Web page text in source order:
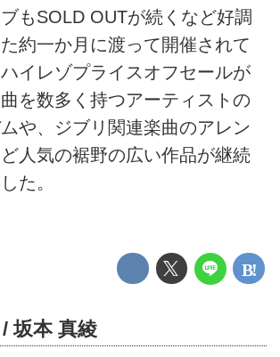
もSOLD OUTが続くなど好調
約一か月に渡って開催されて
イレゾプライスオフセールが
を数多く持つアーティストの
や、ジブリ関連楽曲のアレン
人気の裾野の広い作品が継続
た。
坂本 真綾